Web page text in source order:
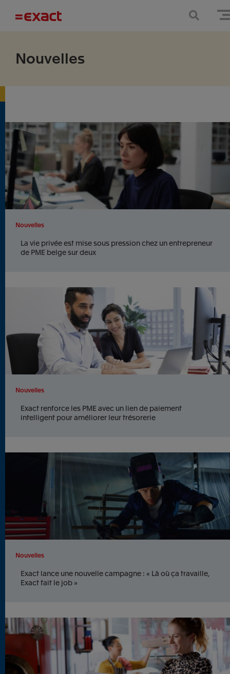
Nouvelles
Nouvelles
La vie privée est mise sous pression chez un entrepreneur
de PME belge sur deux
Nouvelles
Exact renforce les PME avec un lien de paiement
intelligent pour améliorer leur trésorerie
Nouvelles
Exact lance une nouvelle campagne : « Là où ça travaille,
Exact fait le job »